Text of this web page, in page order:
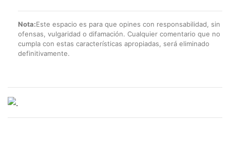
Nota:Este espacio es para que opines con responsabilidad, sin
ofensas, vulgaridad o difamación. Cualquier comentario que no
cumpla con estas características apropiadas, será eliminado
definitivamente.